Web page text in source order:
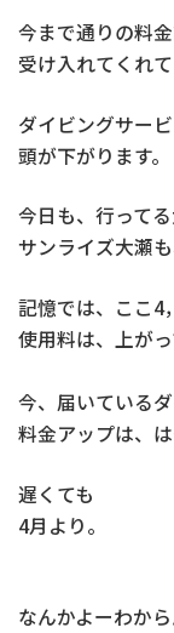
今まで通りの料
受け入れてくれ
ダイビングサー
頭が下がります。
今日も、行って
サンライズ大瀬も
記憶では、ここ4
使用料は、上が
今、届いている
料金アップは、
遅くても
4月より。
なんかよーわか